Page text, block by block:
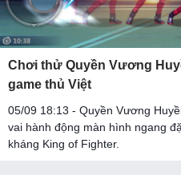
Chơi thử Quyền Vương
game thủ Việt
05/09 18:13 - Quyền Vương
vai hành động màn hình ngang
kháng King of Fighter.